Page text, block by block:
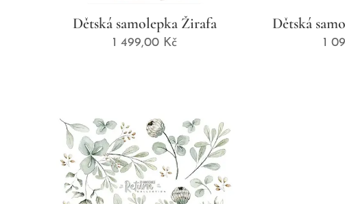
Dětská samolepka Žirafa
1 499,00Kč
Dětská
1